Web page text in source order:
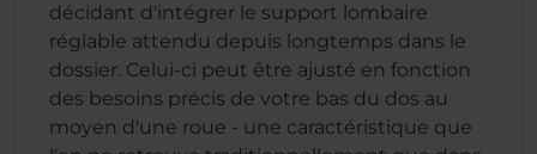
décidant d'intégrer le support lombaire
réglable attendu depuis longtemps dans le
dossier. Celui-ci peut être ajusté en fonction
des besoins précis de votre bas du dos au
moyen d'une roue - une caractéristique que